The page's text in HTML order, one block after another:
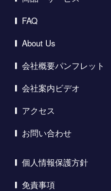
FAQ
About Us
会社概要パンフレット
会社案内ビデオ
アクセス
お問い合わせ
個人情報保護方針
免責事項